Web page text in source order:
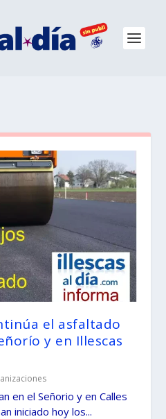
el asfaltado
y en Illescas
en el Señorio y en Calles
iniciado hoy los...